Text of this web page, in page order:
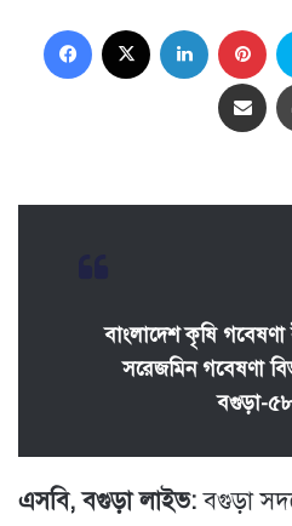
Facebook LinkedIn
Share
বাংলাদেশ কৃষি গবেষণা
সরেজমিন গবেষণা
বগুড়া-
এসবি, বগুড়া লাইভ: বগুড়া